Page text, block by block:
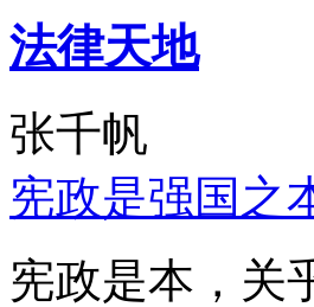
法律天地
张千帆
宪政是强国之
宪政是本，关